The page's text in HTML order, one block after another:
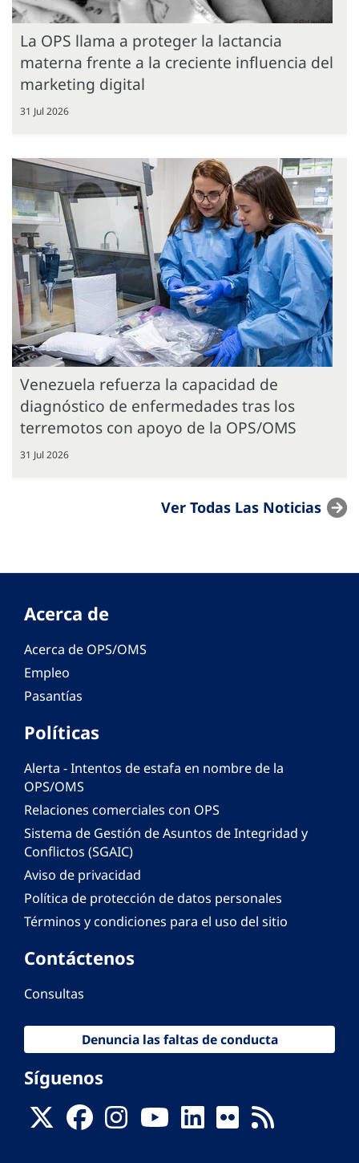
La OPS llama a proteger la lactancia
materna frente a la creciente influencia del
marketing digital
31 Jul 2026
Venezuela refuerza la capacidad de
diagnóstico de enfermedades tras los
terremotos con apoyo de la OPS/OMS
31 Jul 2026
Ver Todas Las Noticias
Acerca de
Acerca de OPS/OMS
Empleo
Pasantías
Políticas
Alerta - Intentos de estafa en nombre de la
OPS/OMS
Relaciones comerciales con OPS
Sistema de Gestión de Asuntos de Integridad y
Conflictos (SGAIC)
Aviso de privacidad
Política de protección de datos personales
Términos y condiciones para el uso del sitio
Contáctenos
Consultas
Denuncia las faltas de conducta
Síguenos